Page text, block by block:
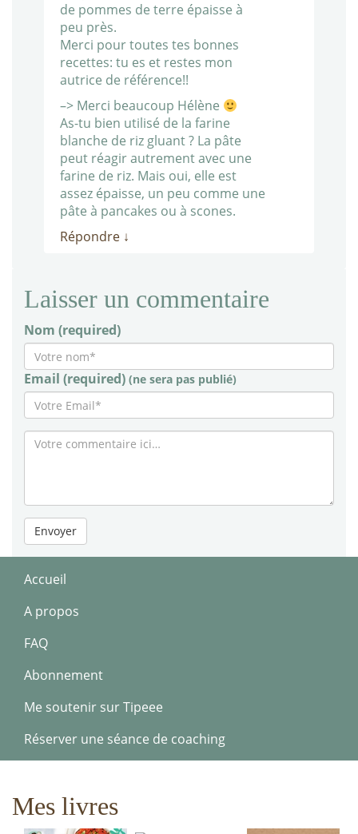
de pommes de terre épaisse à
peu près.
Merci pour toutes tes bonnes
recettes: tu es et restes mon
autrice de référence!!
–> Merci beaucoup Hélène
As-tu bien utilisé de la farine
blanche de riz gluant ? La pâte
peut réagir autrement avec une
farine de riz. Mais oui, elle est
assez épaisse, un peu comme une
pâte à pancakes ou à scones.
Répondre ↓
Laisser un commentaire
Nom (required)
Email (required) (ne sera pas publié)
Envoyer
Accueil
A propos
FAQ
Abonnement
Me soutenir sur Tipeee
Réserver une séance de coaching
Mes livres